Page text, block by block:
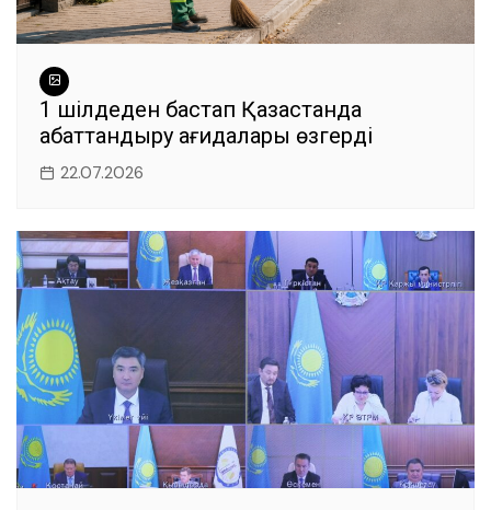
1 шілдеден бастап Қазақстанда
абаттандыру қағидалары өзгерді
22.07.2026